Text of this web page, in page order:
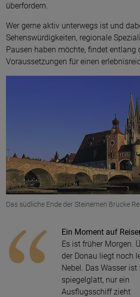
überfordern.
Wer gerne aktiv unterwegs ist und
Sehenswürdigkeiten, regionale
Pausen haben möchte, findet entlang
Voraussetzungen für einen
Das südliche Ende der Steinernen Brücke
Ein Moment auf
Es ist früher Morgen.
der Donau liegt noch
Nebel. Das Wasser ist
spiegelglatt, nur ein
Ausflugsschiff zieht